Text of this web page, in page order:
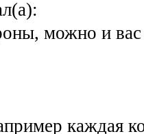
можно и
каждая